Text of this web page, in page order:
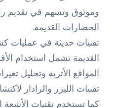
وموثوق وتسهم في تقديم
الحضارات القديمة.
تقنيات حديثة في عمليات
القديمة تشمل استخدام
المواقع الأثرية وتحليل
تقنيات الليزر والرادار
كما تستخدم تقنيات الأشعة